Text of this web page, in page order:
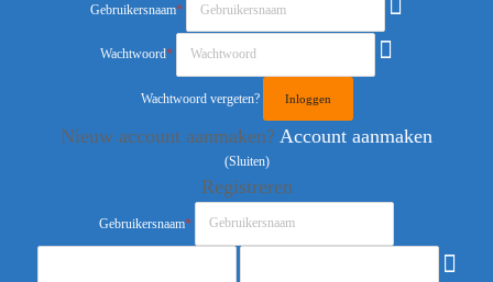
Gebruikersnaam*
Wachtwoord*
Wachtwoord vergeten?
Nieuw account aanmaken? Account aanmaken
(Sluiten)
Registreren
Gebruikersnaam*